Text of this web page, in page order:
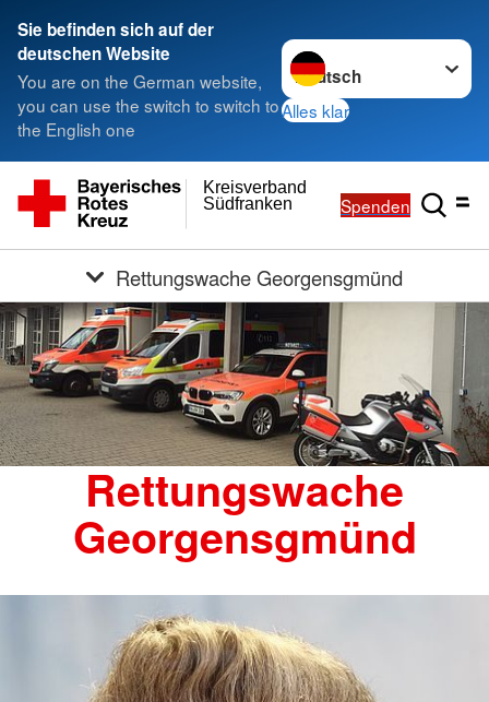
Sie befinden sich auf der
deutschen Website
You are on the German website,
you can use the switch to switch to
the English one
Sprache wechseln zu
Alles klar
Südfranken
Kreisverband
Spenden
Rettungswache Georgensgmünd
Rettungswache
Georgensgmünd